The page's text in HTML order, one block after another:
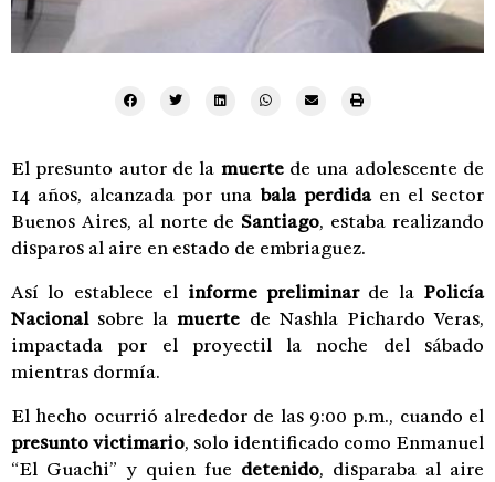
El presunto autor de la muertede una adolescente de
14 años, alcanzada por una bala perdidaen el sector
Buenos Aires, al norte de Santiago, estaba realizando
disparos al aire en estado de embriaguez.
Así lo establece el informe preliminarde la Policía
Nacionalsobre lamuerte de Nashla Pichardo Veras,
impactada por el proyectil la noche del sábado
mientras dormía.
El hecho ocurrió alrededor de las 9:00 p.m., cuando el
presunto victimario, solo identificado como Enmanuel
“El Guachi” y quien fue detenido, disparaba al aire